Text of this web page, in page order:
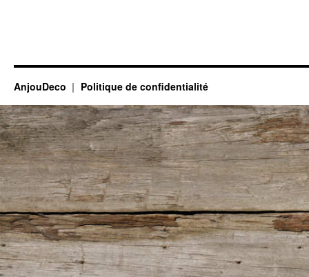
AnjouDeco Politique de confidentialité